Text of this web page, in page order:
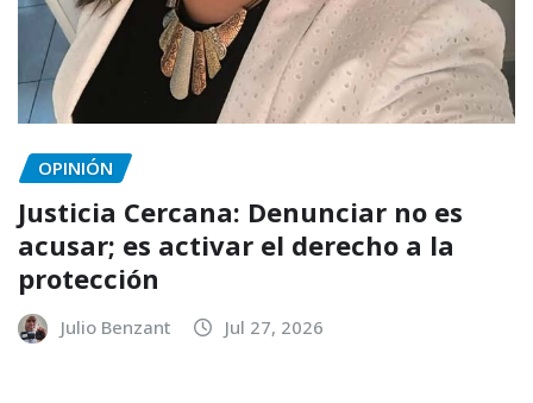
OPINIÓN
Justicia Cercana: Denunciar no es
acusar; es activar el derecho a la
protección
Julio Benzant Jul 27, 2026